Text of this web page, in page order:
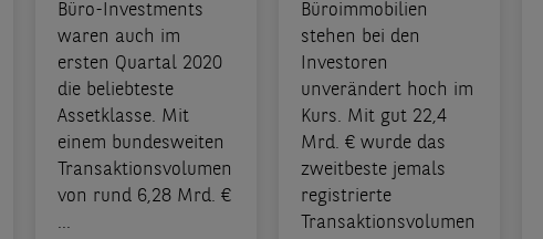
Büro-Investments
waren auch im
ersten Quartal 2020
die beliebteste
Assetklasse. Mit
einem bundesweiten
Transaktionsvolumen
von rund 6,28 Mrd. €
...
Büroimmobilien
stehen bei den
Investoren
unverändert hoch im
Kurs. Mit gut 22,4
Mrd. € wurde das
zweitbeste jemals
registrierte
Transaktionsvolumen